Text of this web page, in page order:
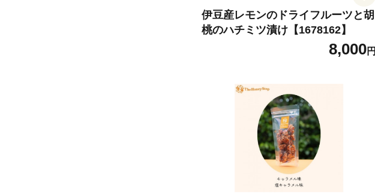
伊豆産レモンのドライフルーツと胡
桃のハチミツ漬け【1678162】
8,000円